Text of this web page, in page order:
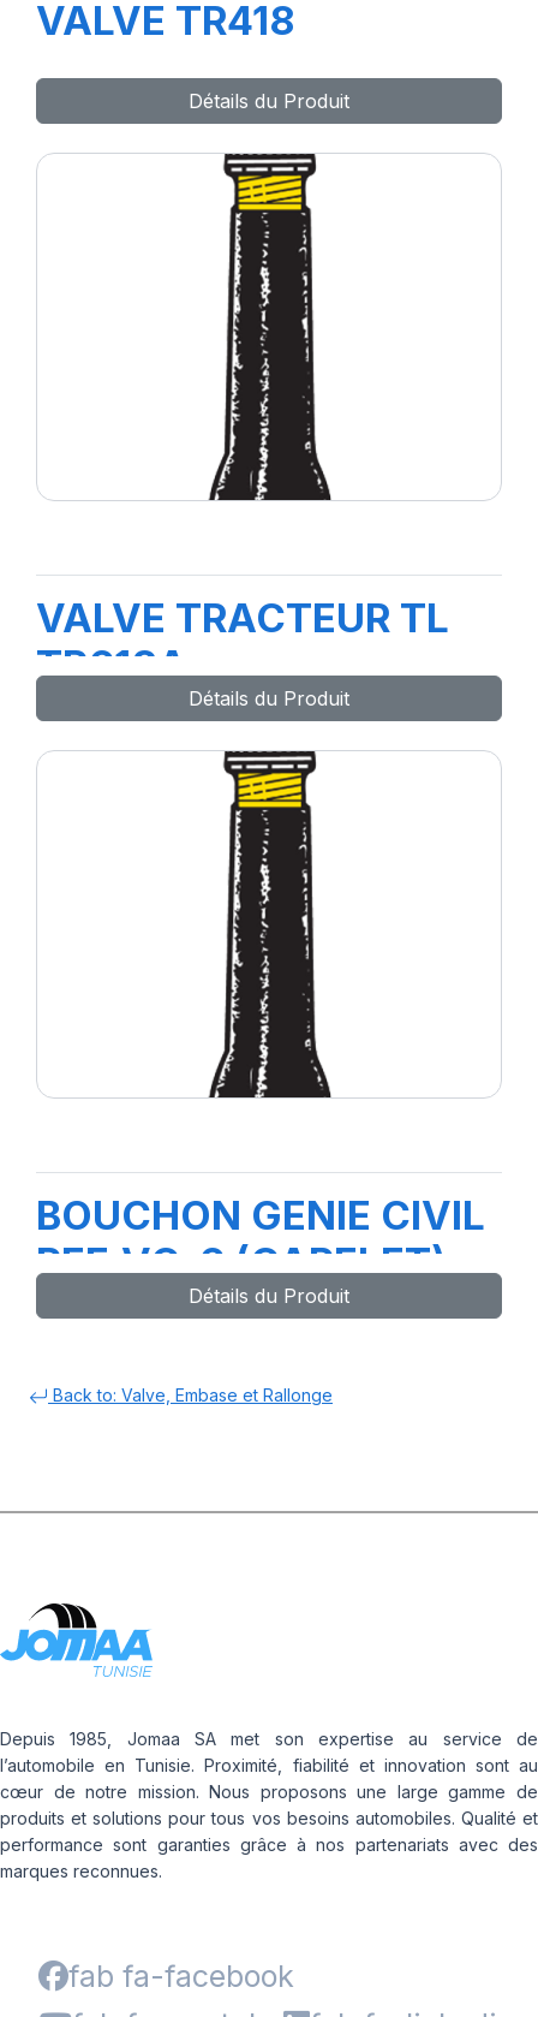
VALVE TR418
Détails du Produit
VALVE TRACTEUR TL
TR618A
Détails du Produit
BOUCHON GENIE CIVIL
REF.VC-6 (CAPELET)
Détails du Produit
Back to: Valve, Embase et Rallonge
Depuis 1985, Jomaa SA met son expertise au service de
l’automobile en Tunisie. Proximité, fiabilité et innovation sont au
cœur de notre mission. Nous proposons une large gamme de
produits et solutions pour tous vos besoins automobiles. Qualité et
performance sont garanties grâce à nos partenariats avec des
marques reconnues.
fab fa-facebook